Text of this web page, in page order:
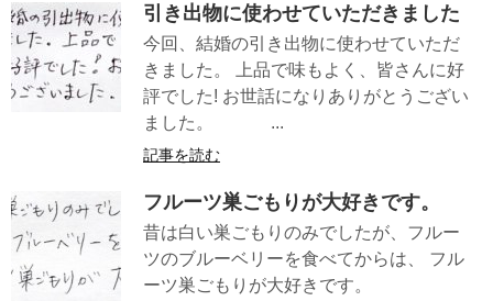
引き出物に使わせていただきました
今回、結婚の引き出物に使わせていただ
きました。 上品で味もよく、皆さんに好
評でした! お世話になりありがとうござい
ました。 ...
記事を読む
フルーツ巣ごもりが大好きです。
昔は白い巣ごもりのみでしたが、フルー
ツのブルーベリーを食べてからは、 フル
ーツ巣ごもりが大好きです。